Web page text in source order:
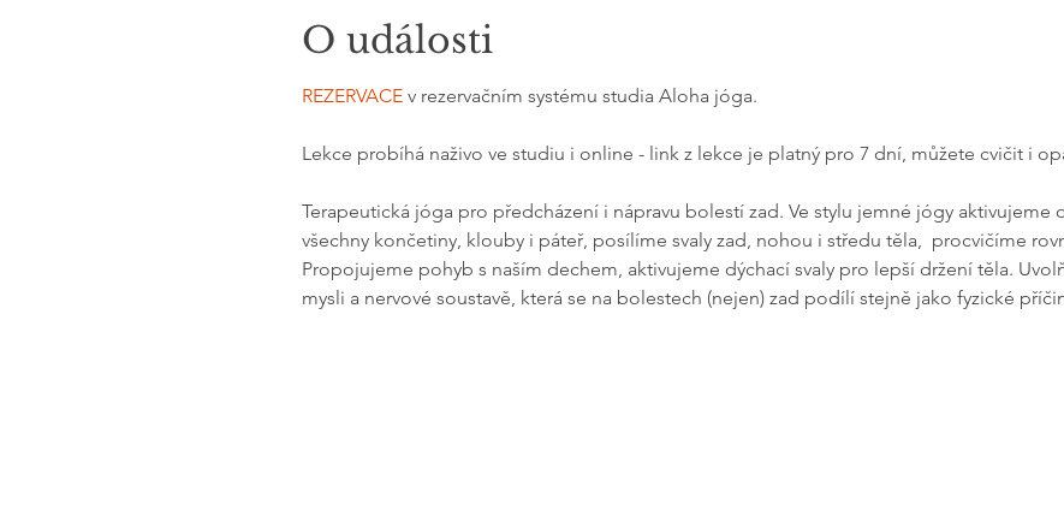
O události
REZERVACE v rezervačním systému studia Aloha jóga.
Lekce probíhá naživo ve studiu i online - link z lekce je platný pro 7 dní, můžete cvičit i
Terapeutická jóga pro předcházení i nápravu bolestí zad. Ve stylu jemné jógy aktivujeme
všechny končetiny, klouby i páteř, posílíme svaly zad, nohou i středu těla,  procvičíme
Propojujeme pohyb s naším dechem, aktivujeme dýchací svaly pro lepší držení těla.
mysli a nervové soustavě, která se na bolestech (nejen) zad podílí stejně jako fyzické